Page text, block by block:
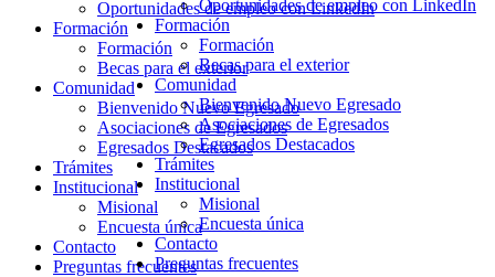
Oportunidades de empleo con LinkedIn
Formación
Formación
Becas para el exterior
Comunidad
Bienvenido Nuevo Egresado
Asociaciones de Egresados
Egresados Destacados
Trámites
Institucional
Misional
Encuesta única
Contacto
Preguntas frecuentes
Oportunidades de empleo con LinkedIn
Formación
Formación
Becas para el exterior
Comunidad
Bienvenido Nuevo Egresado
Asociaciones de Egresados
Egresados Destacados
Trámites
Institucional
Misional
Encuesta única
Contacto
Preguntas frecuentes